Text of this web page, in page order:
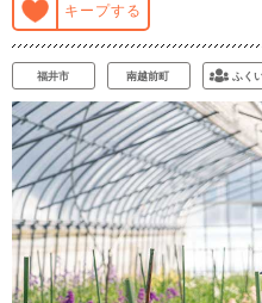
キープする
福井市 南越前町 ふく